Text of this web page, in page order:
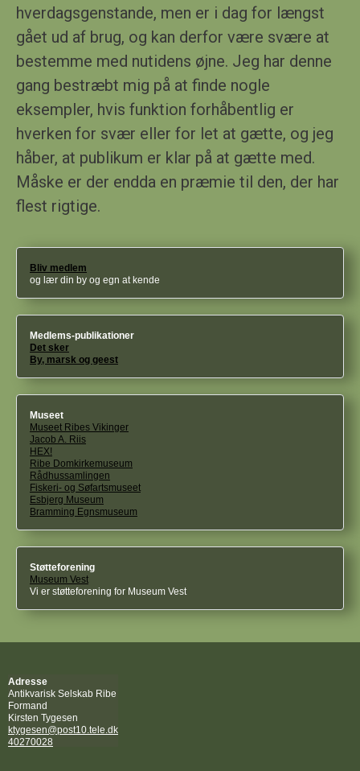
hverdagsgenstande, men er i dag for længst
gået ud af brug, og kan derfor være svære at
bestemme med nutidens øjne. Jeg har denne
gang bestræbt mig på at finde nogle
eksempler, hvis funktion forhåbentlig er
hverken for svær eller for let at gætte, og jeg
håber, at publikum er klar på at gætte med.
Måske er der endda en præmie til den, der har
flest rigtige.
Bliv medlem
og lær din by og egn at kende
Medlems-publikationer
Det sker
By, marsk og geest
Museet
Museet Ribes Vikinger
Jacob A. Riis
HEX!
Ribe Domkirkemuseum
Rådhussamlingen
Fiskeri- og Søfartsmuseet
Esbjerg Museum
Bramming Egnsmuseum
Støtteforening
Museum Vest
Vi er støtteforening for Museum Vest
Adresse
Antikvarisk Selskab Ribe
Formand
Kirsten Tygesen
ktygesen@post10.tele.dk
40270028